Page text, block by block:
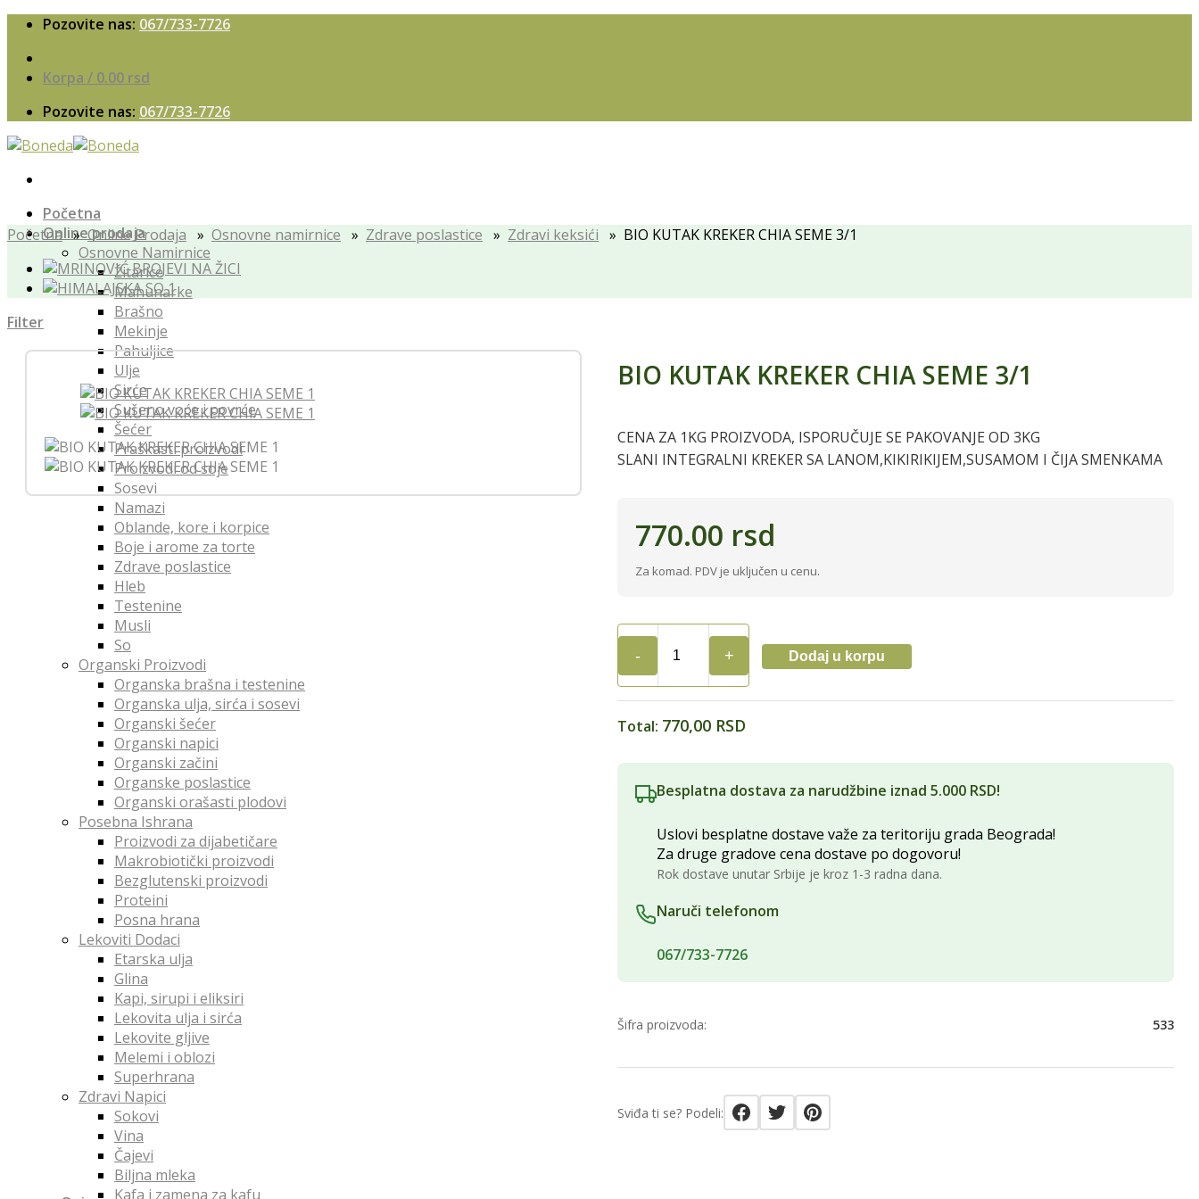
Skip
content
Pozovite nas: 067/733-7726
Korpa / 0.00 rsd
Pozovite nas: 067/733-7726
Početna
Online prodaja
Osnovne Namirnice
Žitarice
Mahunarke
Brašno
Mekinje
Pahuljice
Ulje
Sirće
Sušeno voće i povrće
Šećer
Praškasti proizvodi
Proizvodi od soje
Sosevi
Namazi
Oblande, kore i korpice
Boje i arome za torte
Zdrave poslastice
Hleb
Testenine
Musli
So
Organski Proizvodi
Organska brašna i testenine
Organska ulja, sirća i sosevi
Organski šećer
Organski napici
Organski začini
Organske poslastice
Organski orašasti plodovi
Posebna Ishrana
Proizvodi za dijabetičare
Makrobiotički proizvodi
Bezglutenski proizvodi
Proteini
Posna hrana
Lekoviti Dodaci
Etarska ulja
Glina
Kapi, sirupi i eliksiri
Lekovita ulja i sirća
Lekovite gljive
Melemi i oblozi
Superhrana
Zdravi Napici
Sokovi
Vina
Čajevi
Biljna mleka
Kafa i zamena za kafu
Početna»Online Prodaja » Osnovne namirnice » Zdrave poslastice » Zdravi keksići » BIO KUTAK KREKER CHIA SEME 3/1
Filter
BIO KUTAK KREKER CHIA SEME 3/1
CENA ZA 1KG PROIZVODA, ISPORUČUJE SE PAKOVANJE OD 3KG
SLANI INTEGRALNI KREKER SA LANOM,KIKIRIKIJEM,SUSAMOM I ČIJA SMENKAMA
770.00 rsd
Za komad. PDV je uključen u cenu.
BIO
KUTAK
KREKER
CHIA
quantity
Dodaj u korpu
Total: 770,00 RSD
Besplatna dostava za narudžbine iznad 5.000 RSD!
Uslovi besplatne dostave važe za teritoriju grada Beograda!
Za druge gradove cena dostave po dogovoru!
Rok dostave unutar Srbije je kroz 1-3 radna dana.
Naruči telefonom
067/733-7726
Šifra proizvoda: 533
Sviđa ti se? Podeli: